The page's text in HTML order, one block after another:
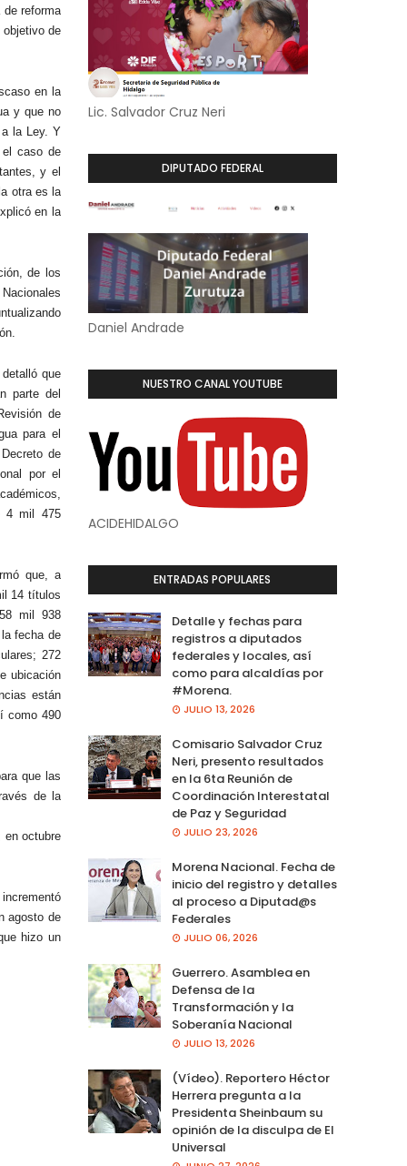
de reforma
objetivo de
en la
y que no
la Ley. Y
caso de
y el
otra es la
en la
de los
que
parte del
de
para el
de
por el
4 mil 475
que, a
14 títulos
mil 938
fecha de
272
ubicación
están
como 490
que las
de la
en octubre
agosto de
hizo un
Lic. Salvador Cruz Neri
DIPUTADO FEDERAL
Daniel Andrade
NUESTRO CANAL YOUTUBE
ACIDEHIDALGO
ENTRADAS POPULARES
Detalle y fechas para
registros a diputados
federales y locales, así
como para alcaldías por
#Morena.
JULIO 13, 2026
Comisario Salvador Cruz
Neri, presento resultados
en la 6ta Reunión de
Coordinación Interestatal
de Paz y Seguridad
JULIO 23, 2026
Morena Nacional. Fecha de
inicio del registro y detalles
al proceso a Diputad@s
Federales
JULIO 06, 2026
Guerrero. Asamblea en
Defensa de la
Transformación y la
Soberanía Nacional
JULIO 13, 2026
(Vídeo). Reportero Héctor
Herrera pregunta a la
Presidenta Sheinbaum su
opinión de la disculpa de El
Universal